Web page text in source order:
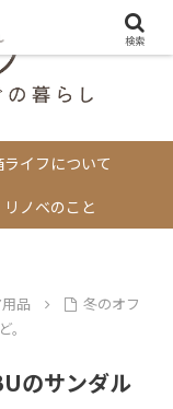
ライフについて
リノベのこと
品
冬のオフ
のサンダル
検索